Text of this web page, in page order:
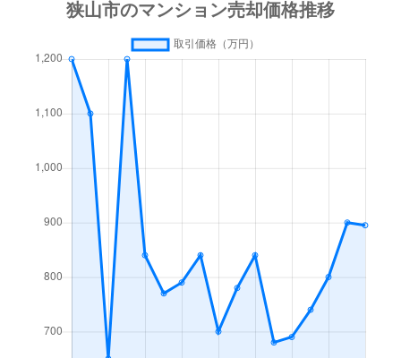
1,600万円 新狭山
新狭山
新狭山
新狭山
510万円 狭山市
550万円 狭山市
中央
狭山市